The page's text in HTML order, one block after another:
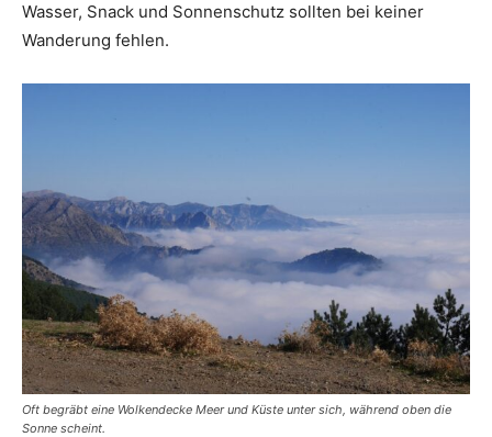
Wasser, Snack und Sonnenschutz sollten bei keiner
Wanderung fehlen.
Oft begräbt eine Wolkendecke Meer und Küste unter sich, während oben die
Sonne scheint.